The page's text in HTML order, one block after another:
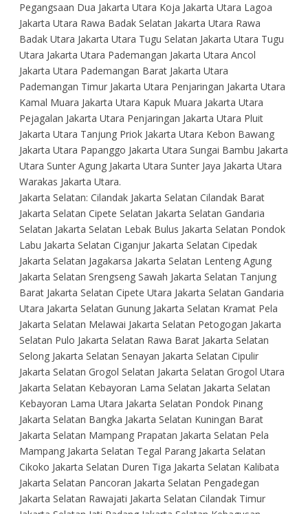
Pegangsaan Dua Jakarta Utara Koja Jakarta Utara Lagoa
Jakarta Utara Rawa Badak Selatan Jakarta Utara Rawa
Badak Utara Jakarta Utara Tugu Selatan Jakarta Utara Tugu
Utara Jakarta Utara Pademangan Jakarta Utara Ancol
Jakarta Utara Pademangan Barat Jakarta Utara
Pademangan Timur Jakarta Utara Penjaringan Jakarta Utara
Kamal Muara Jakarta Utara Kapuk Muara Jakarta Utara
Pejagalan Jakarta Utara Penjaringan Jakarta Utara Pluit
Jakarta Utara Tanjung Priok Jakarta Utara Kebon Bawang
Jakarta Utara Papanggo Jakarta Utara Sungai Bambu Jakarta
Utara Sunter Agung Jakarta Utara Sunter Jaya Jakarta Utara
Warakas Jakarta Utara.
Jakarta Selatan: Cilandak Jakarta Selatan Cilandak Barat
Jakarta Selatan Cipete Selatan Jakarta Selatan Gandaria
Selatan Jakarta Selatan Lebak Bulus Jakarta Selatan Pondok
Labu Jakarta Selatan Ciganjur Jakarta Selatan Cipedak
Jakarta Selatan Jagakarsa Jakarta Selatan Lenteng Agung
Jakarta Selatan Srengseng Sawah Jakarta Selatan Tanjung
Barat Jakarta Selatan Cipete Utara Jakarta Selatan Gandaria
Utara Jakarta Selatan Gunung Jakarta Selatan Kramat Pela
Jakarta Selatan Melawai Jakarta Selatan Petogogan Jakarta
Selatan Pulo Jakarta Selatan Rawa Barat Jakarta Selatan
Selong Jakarta Selatan Senayan Jakarta Selatan Cipulir
Jakarta Selatan Grogol Selatan Jakarta Selatan Grogol Utara
Jakarta Selatan Kebayoran Lama Selatan Jakarta Selatan
Kebayoran Lama Utara Jakarta Selatan Pondok Pinang
Jakarta Selatan Bangka Jakarta Selatan Kuningan Barat
Jakarta Selatan Mampang Prapatan Jakarta Selatan Pela
Mampang Jakarta Selatan Tegal Parang Jakarta Selatan
Cikoko Jakarta Selatan Duren Tiga Jakarta Selatan Kalibata
Jakarta Selatan Pancoran Jakarta Selatan Pengadegan
Jakarta Selatan Rawajati Jakarta Selatan Cilandak Timur